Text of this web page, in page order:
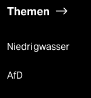
Themen
Niedrigwasser
AfD